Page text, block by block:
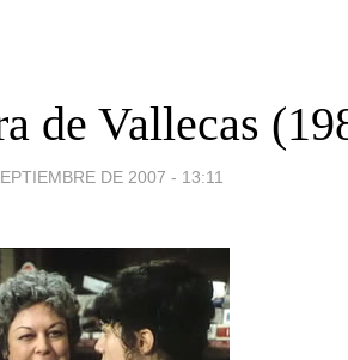
de Vallecas
DE 2007 - 13:11